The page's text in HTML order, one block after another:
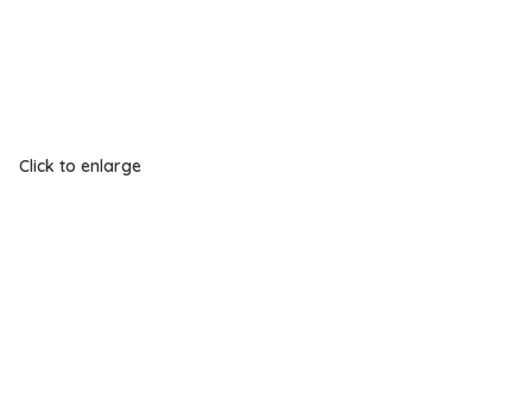
Click to enlarge